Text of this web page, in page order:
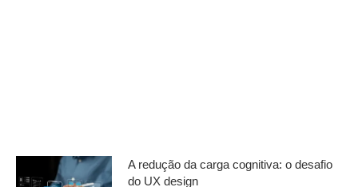
A redução da carga cognitiva: o desafio
do UX design